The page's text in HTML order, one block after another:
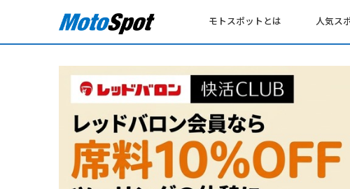
モトスポットとは 人気ス